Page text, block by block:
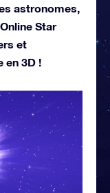
astronomes,
Star
et
en 3D !